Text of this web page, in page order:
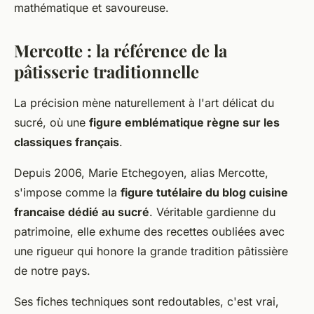
mathématique et savoureuse.
Mercotte : la référence de la
pâtisserie traditionnelle
La précision mène naturellement à l'art délicat du
sucré, où une figure emblématique règne sur les
classiques français.
Depuis 2006, Marie Etchegoyen, alias Mercotte,
s'impose comme la figure tutélaire du blog cuisine
francaise dédié au sucré. Véritable gardienne du
patrimoine, elle exhume des recettes oubliées avec
une rigueur qui honore la grande tradition pâtissière
de notre pays.
Ses fiches techniques sont redoutables, c'est vrai,